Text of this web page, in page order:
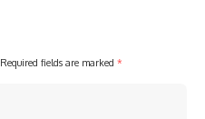
Required fields are marked *